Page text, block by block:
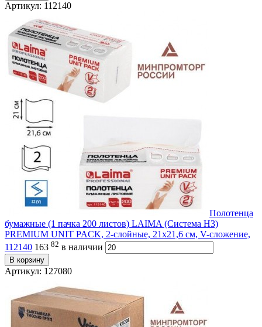
Артикул: 112140
Полотенца
бумажные (1 пачка 200 листов) LAIMA (Система H3)
PREMIUM UNIT PACK, 2-слойные, 21х21,6 см, V-сложение,
112140 163 82 в наличии
В корзину
Артикул: 127080